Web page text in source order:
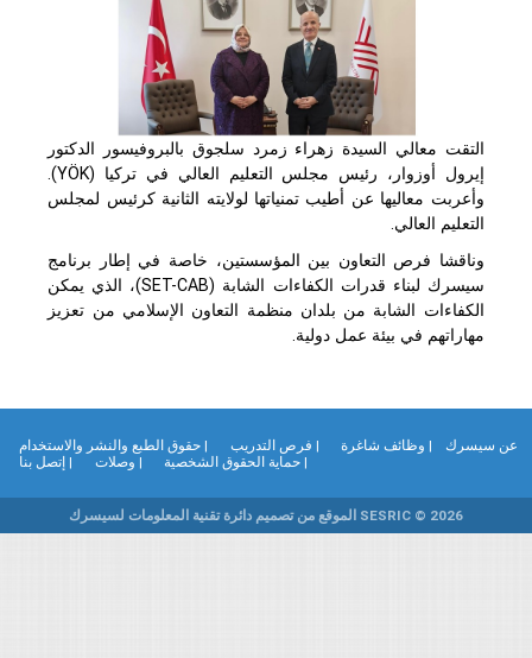
التقت معالي السيدة زهراء زمرد سلجوق بالبروفيسور الدكتور
إيرول أوزوار، رئيس مجلس التعليم العالي في تركيا (YÖK
).
وأعربت معاليها عن أطيب تمنياتها لولايته الثانية كرئيس لمجلس
التعليم العالي.
وناقشا فرص التعاون بين المؤسستين، خاصة في إطار برنامج
سيسرك لبناء قدرات الكفاءات الشابة (SET-CAB)، الذي يمكن
الكفاءات الشابة من بلدان منظمة التعاون الإسلامي من تعزيز
مهاراتهم في بيئة عمل دولية.
سيسرك | وظائف شاغرة | فرص التدريب
| حقوق الطبع والنشر والاستخدام
| حماية الحقوق الشخصية
| وصلات | إتصل بنا
SESRIC © 2026 الموقع من تصميم دائرة تقنية المعلومات لسيسرك